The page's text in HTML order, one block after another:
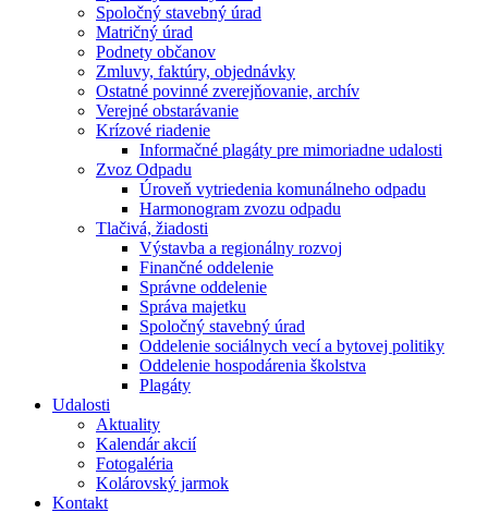
Spoločný stavebný úrad
Matričný úrad
Podnety občanov
Zmluvy, faktúry, objednávky
Ostatné povinné zverejňovanie, archív
Verejné obstarávanie
Krízové riadenie
Informačné plagáty pre mimoriadne udalosti
Zvoz Odpadu
Úroveň vytriedenia komunálneho odpadu
Harmonogram zvozu odpadu
Tlačivá, žiadosti
Výstavba a regionálny rozvoj
Finančné oddelenie
Správne oddelenie
Správa majetku
Spoločný stavebný úrad
Oddelenie sociálnych vecí a bytovej politiky
Oddelenie hospodárenia školstva
Plagáty
Udalosti
Aktuality
Kalendár akcií
Fotogaléria
Kolárovský jarmok
Kontakt